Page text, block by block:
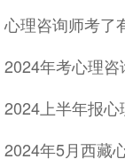
心理咨询师考了
2024年考心理
2024上半年报